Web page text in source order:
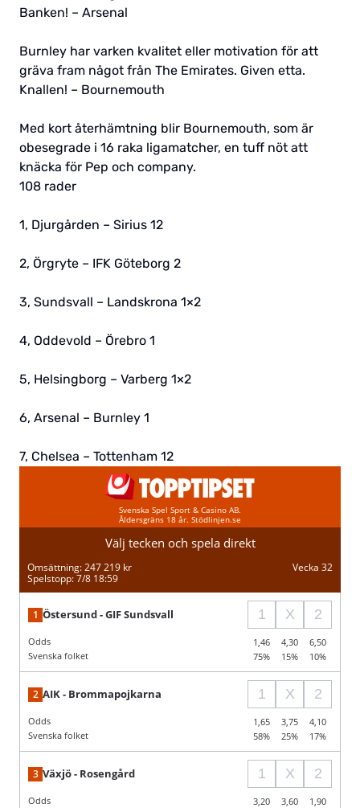
Banken! – Arsenal
Burnley har varken kvalitet eller motivation för att
gräva fram något från The Emirates. Given etta.
Knallen! – Bournemouth
Med kort återhämtning blir Bournemouth, som är
obesegrade i 16 raka ligamatcher, en tuff nöt att
knäcka för Pep och company.
108 rader
1, Djurgården – Sirius 12
2, Örgryte – IFK Göteborg 2
3, Sundsvall – Landskrona 1×2
4, Oddevold – Örebro 1
5, Helsingborg – Varberg 1×2
6, Arsenal – Burnley 1
7, Chelsea – Tottenham 12